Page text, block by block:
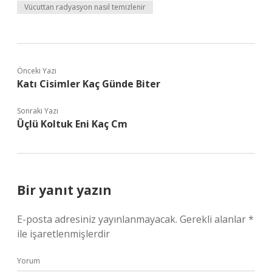
Vücuttan radyasyon nasıl temizlenir
Önceki Yazı
Katı Cisimler Kaç Günde Biter
Sonraki Yazı
Üçlü Koltuk Eni Kaç Cm
Bir yanıt yazın
E-posta adresiniz yayınlanmayacak. Gerekli alanlar*
ile işaretlenmişlerdir
Yorum